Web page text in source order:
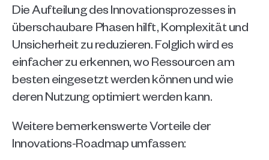
Die Aufteilung des Innovationsprozesses in
überschaubare Phasen hilft, Komplexität und
Unsicherheit zu reduzieren. Folglich wird es
einfacher zu erkennen, wo Ressourcen am
besten eingesetzt werden können und wie
deren Nutzung optimiert werden kann.
Weitere bemerkenswerte Vorteile der
Innovations-Roadmap umfassen: